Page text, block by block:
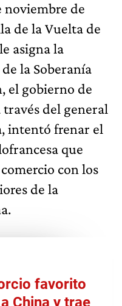
noviembre de
de la Vuelta de
asigna la
la Soberanía
el gobierno de
través del general
intentó frenar el
que
con los
de la
favorito
China y trae